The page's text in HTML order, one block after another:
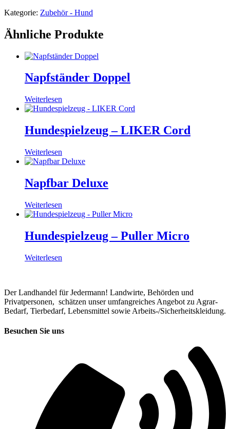
Kategorie: Zubehör - Hund
Ähnliche Produkte
Napfständer Doppel
Weiterlesen
Hundespielzeug – LIKER Cord
Weiterlesen
Napfbar Deluxe
Weiterlesen
Hundespielzeug – Puller Micro
Weiterlesen
Der Landhandel für Jedermann! Landwirte, Behörden und
Privatpersonen, schätzen unser umfangreiches Angebot zu Agrar-
Bedarf, Tierbedarf, Lebensmittel sowie Arbeits-/Sicherheitskleidung.
Besuchen Sie uns